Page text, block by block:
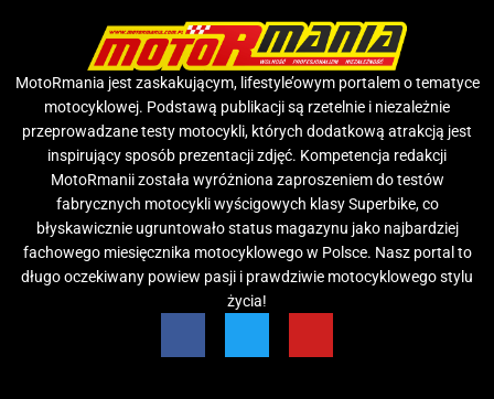
MotoRmania jest zaskakującym, lifestyle’owym portalem o tematyce
motocyklowej. Podstawą publikacji są rzetelnie i niezależnie
przeprowadzane testy motocykli, których dodatkową atrakcją jest
inspirujący sposób prezentacji zdjęć. Kompetencja redakcji
MotoRmanii została wyróżniona zaproszeniem do testów
fabrycznych motocykli wyścigowych klasy Superbike, co
błyskawicznie ugruntowało status magazynu jako najbardziej
fachowego miesięcznika motocyklowego w Polsce. Nasz portal to
długo oczekiwany powiew pasji i prawdziwie motocyklowego stylu
życia!